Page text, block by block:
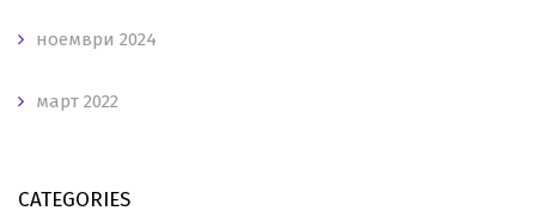
ноември 2024
март 2022
CATEGORIES